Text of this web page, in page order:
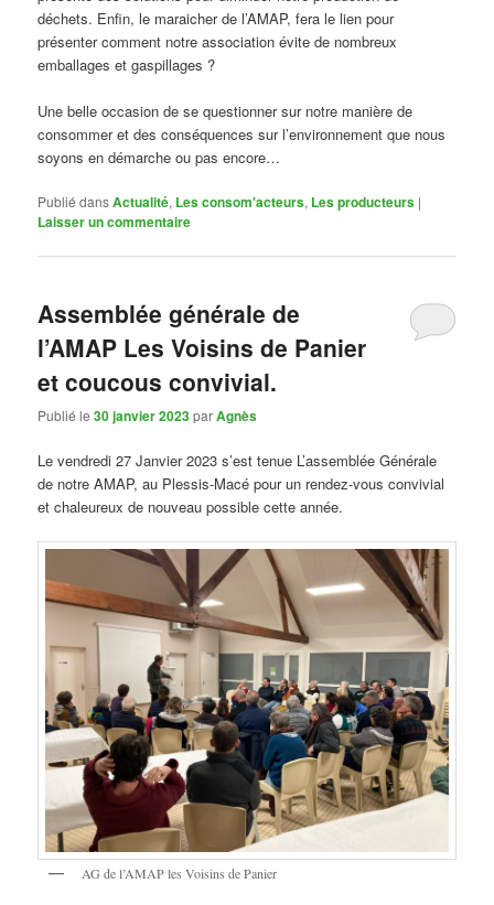
déchets. Enfin, le maraicher de l’AMAP, fera le lien pour
présenter comment notre association évite de nombreux
emballages et gaspillages ?
Une belle occasion de se questionner sur notre manière de
consommer et des conséquences sur l’environnement que nous
soyons en démarche ou pas encore…
Publié dansActualité, Les consom'acteurs, Les producteurs |
Laisser un commentaire
Assemblée générale de
l’AMAP Les Voisins de Panier
et coucous convivial.
Publié le30 janvier 2023parAgnès
Le vendredi 27 Janvier 2023 s’est tenue L’assemblée Générale
de notre AMAP, au Plessis-Macé pour un rendez-vous convivial
et chaleureux de nouveau possible cette année.
AG de l’AMAP les Voisins de Panier